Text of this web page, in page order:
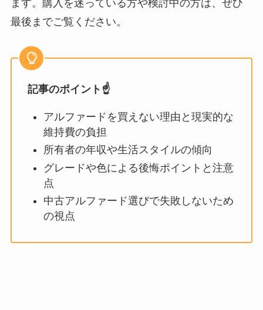
ます。購入を迷っている方や検討中の方は、ぜひ
最後までご覧ください。
記事のポイント☝️
アルファードを買えない理由と現実的な
維持費の負担
所有者の年収や生活スタイルの傾向
グレードや色による後悔ポイントと注意
点
中古アルファード選びで失敗しないため
の視点